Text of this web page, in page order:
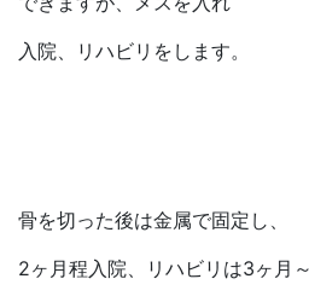
入院、リハビリをします。
骨を切った後は金属で固定し、
2ヶ月程入院、リハビリは3ヶ月～